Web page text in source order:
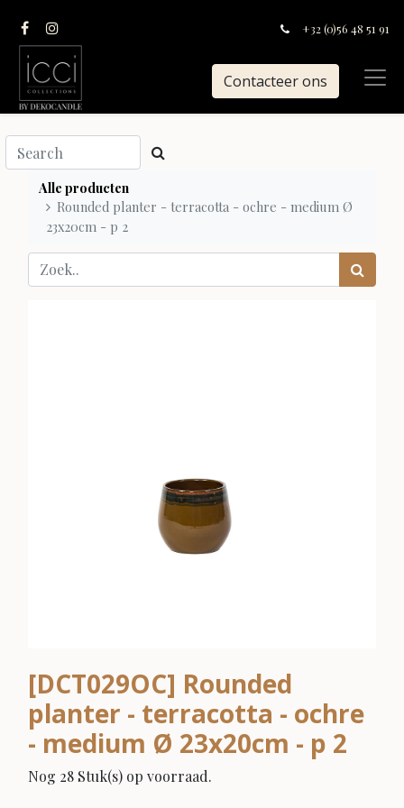
+32 (0)56 48 51 91
Contacteer ons
Alle producten
Rounded planter - terracotta - ochre - medium Ø
23x20cm - p 2
[DCT029OC] Rounded
planter - terracotta - ochre
- medium Ø 23x20cm - p 2
Nog 28 Stuk(s) op voorraad.